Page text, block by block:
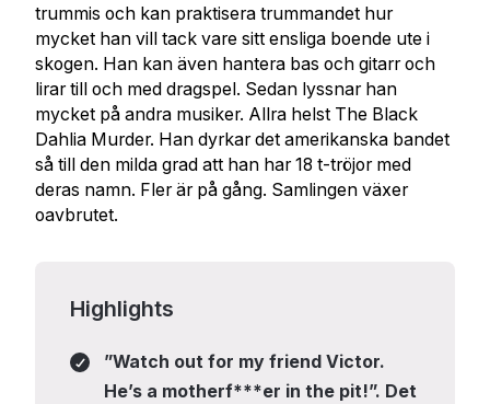
trummis och kan praktisera trummandet hur
mycket han vill tack vare sitt ensliga boende ute i
skogen. Han kan även hantera bas och gitarr och
lirar till och med dragspel. Sedan lyssnar han
mycket på andra musiker. Allra helst The Black
Dahlia Murder. Han dyrkar det amerikanska bandet
så till den milda grad att han har 18 t-tröjor med
deras namn. Fler är på gång. Samlingen växer
oavbrutet.
Highlights
”Watch out for my friend Victor.
He’s a motherf***er in the pit!”. Det